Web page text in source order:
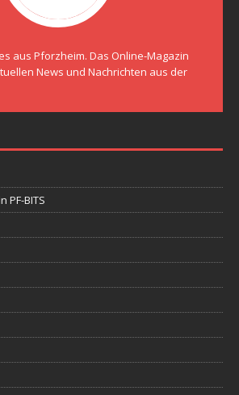
aus Pforzheim. Das Online-Magazin
News und Nachrichten aus der
PF-BITS